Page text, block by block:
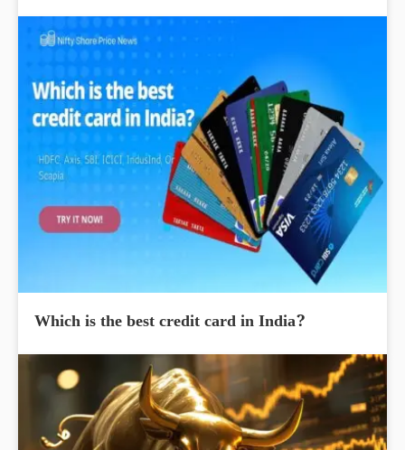
Which is the best credit card in India?